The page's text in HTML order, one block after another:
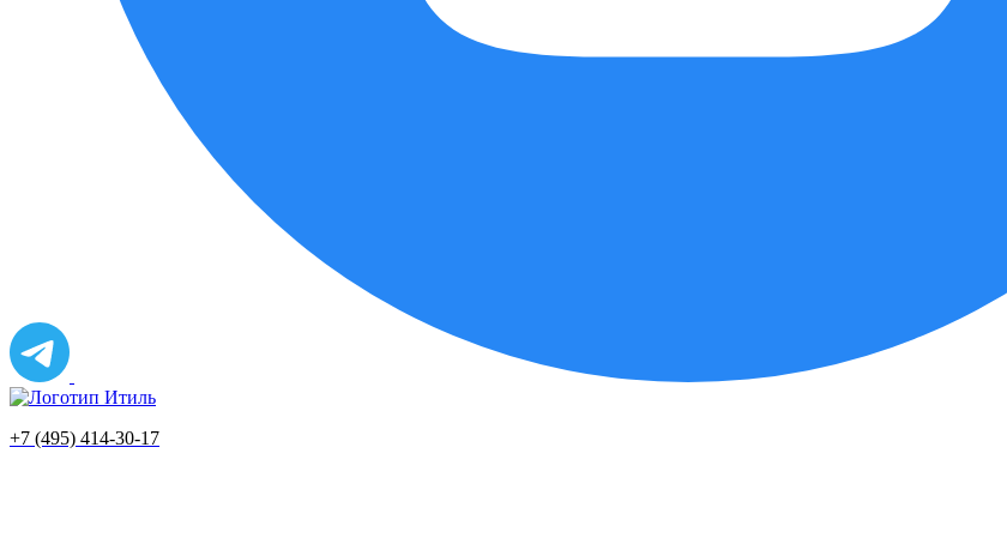
+7 (495) 414-30-17